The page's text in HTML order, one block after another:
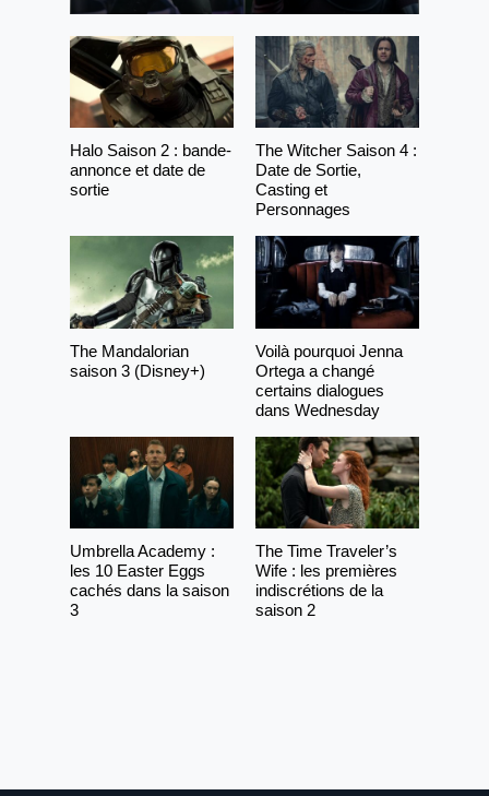
Halo Saison 2 : bande-
annonce et date de
sortie
The Witcher Saison 4 :
Date de Sortie,
Casting et
Personnages
The Mandalorian
saison 3 (Disney+)
Voilà pourquoi Jenna
Ortega a changé
certains dialogues
dans Wednesday
Umbrella Academy :
les 10 Easter Eggs
cachés dans la saison
3
The Time Traveler’s
Wife : les premières
indiscrétions de la
saison 2